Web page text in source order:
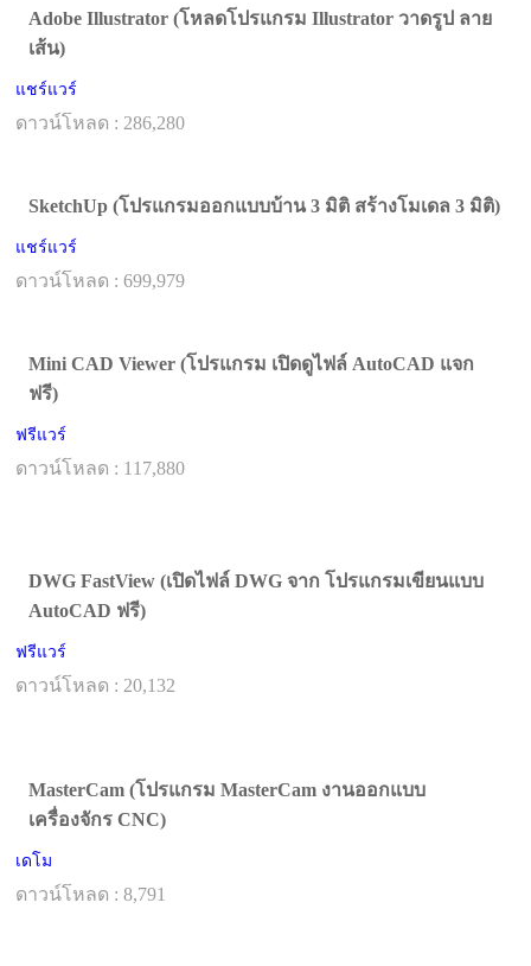
Adobe Illustrator (โหลดโปรแกรม Illustrator วาดรูป ลาย
เส้น)
แชร์แวร์
ดาวน์โหลด : 286,280
SketchUp (โปรแกรมออกแบบบ้าน 3 มิติ สร้างโมเดล 3 มิติ)
แชร์แวร์
ดาวน์โหลด : 699,979
Mini CAD Viewer (โปรแกรม เปิดดูไฟล์ AutoCAD แจก
ฟรี)
ฟรีแวร์
ดาวน์โหลด : 117,880
DWG FastView (เปิดไฟล์ DWG จาก โปรแกรมเขียนแบบ
AutoCAD ฟรี)
ฟรีแวร์
ดาวน์โหลด : 20,132
MasterCam (โปรแกรม MasterCam งานออกแบบ
เครื่องจักร CNC)
เดโม
ดาวน์โหลด : 8,791